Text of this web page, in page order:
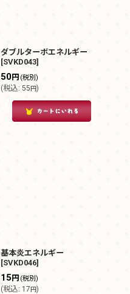
ダブルターボエネルギー
[SVKD043]
50円 (税別)
(税込: 55円)
基本炎エネルギー
[SVKD046]
15 円 (税別)
(税込: 17円)